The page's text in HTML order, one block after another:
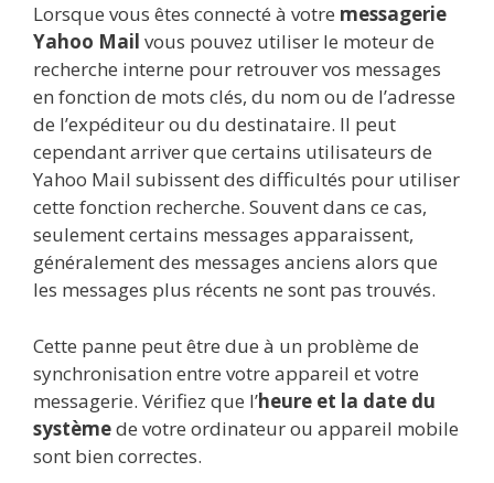
Lorsque vous êtes connecté à votre messagerie
Yahoo Mail vous pouvez utiliser le moteur de
recherche interne pour retrouver vos messages
en fonction de mots clés, du nom ou de l’adresse
de l’expéditeur ou du destinataire. Il peut
cependant arriver que certains utilisateurs de
Yahoo Mail subissent des difficultés pour utiliser
cette fonction recherche. Souvent dans ce cas,
seulement certains messages apparaissent,
généralement des messages anciens alors que
les messages plus récents ne sont pas trouvés.
Cette panne peut être due à un problème de
synchronisation entre votre appareil et votre
messagerie. Vérifiez que l’heure et la date du
systèmede votre ordinateur ou appareil mobile
sont bien correctes.